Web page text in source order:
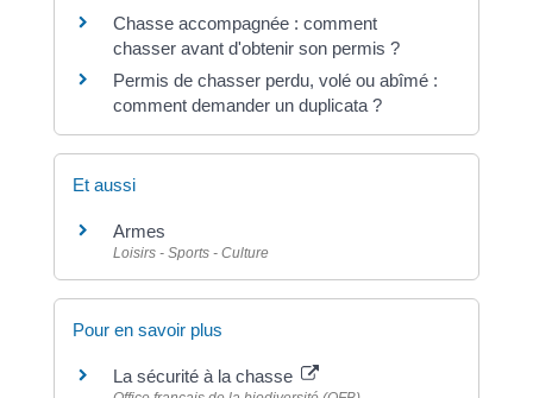
Chasse accompagnée : comment
chasser avant d'obtenir son permis ?
Permis de chasser perdu, volé ou abîmé :
comment demander un duplicata ?
Et aussi
Armes
Loisirs - Sports - Culture
Pour en savoir plus
La sécurité à la chasse